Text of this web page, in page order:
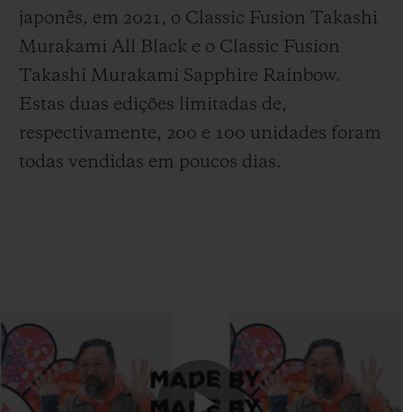
japonês, em 2021, o Classic Fusion Takashi
Murakami All Black e o Classic Fusion
Takashi Murakami Sapphire Rainbow.
Estas duas edições limitadas de,
respectivamente, 200 e 100 unidades foram
todas vendidas em poucos dias.
ENCONTRAR UMA